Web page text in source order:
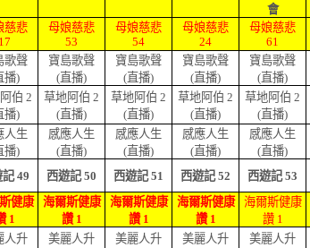
會
慈悲
17
母娘慈悲
53
母娘慈悲
54
母娘慈悲
24
母娘慈悲
61
歌聲
播)
寶島歌聲
(直播)
寶島歌聲
(直播)
寶島歌聲
(直播)
寶島歌聲
(直播)
伯 2
播)
草地阿伯 2
(直播)
草地阿伯 2
(直播)
草地阿伯 2
(直播)
草地阿伯 2
(直播)
人生
播)
感應人生
(直播)
感應人生
(直播)
感應人生
(直播)
感應人生
(直播)
49 西遊記 50 西遊記 51 西遊記 52 西遊記 53
健康
1
海爾斯健康
讚 1
海爾斯健康
讚 1
海爾斯健康
讚 1
海爾斯健康
讚 1
人升
美麗人升
美麗人升
美麗人升
美麗人升